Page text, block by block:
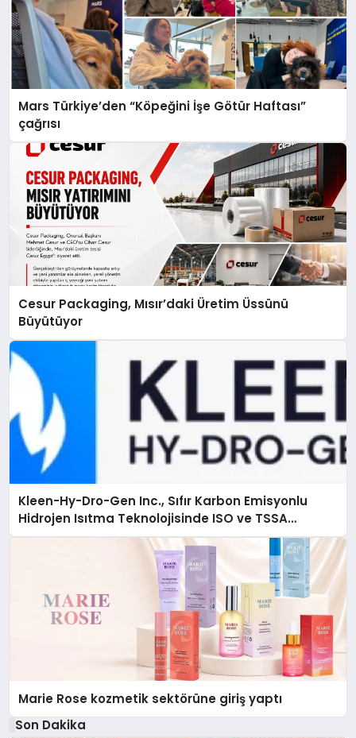
Mars Türkiye’den “Köpeğini İşe Götür Haftası”
çağrısı
Cesur Packaging, Mısır’daki Üretim Üssünü
Büyütüyor
Kleen-Hy-Dro-Gen Inc., Sıfır Karbon Emisyonlu
Hidrojen Isıtma Teknolojisinde ISO ve TSSA
Düzenleyici Onaylarını Aldı
Marie Rose kozmetik sektörüne giriş yaptı
Son Dakika